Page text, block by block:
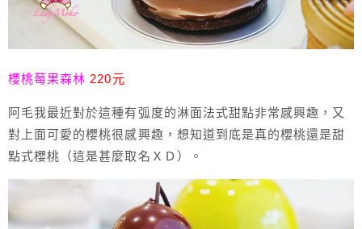
櫻桃莓果森林 220元
阿毛我最近對於這種有弧度的淋面法式甜點非常感興趣，又
對上面可愛的櫻桃很感興趣，想知道到底是真的櫻桃還是甜
點式櫻桃（這是甚麼取名ＸＤ）。